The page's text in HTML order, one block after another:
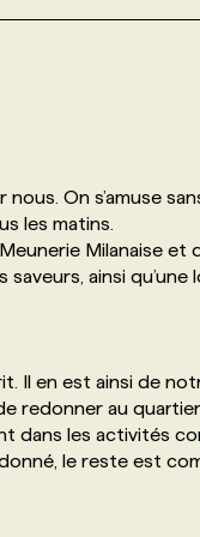
On s’amuse
les matins.
Milanaise et
ainsi
Il en est ainsi de
redonner au
dans les activités
le reste est